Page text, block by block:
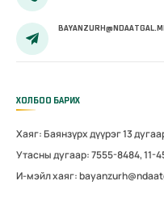
ХОЛБОО БАРИХ
Хаяг: Баянзүрх дүүрэг 13
Утасны дугаар: 7555-8484, 11-
И-мэйл хаяг: